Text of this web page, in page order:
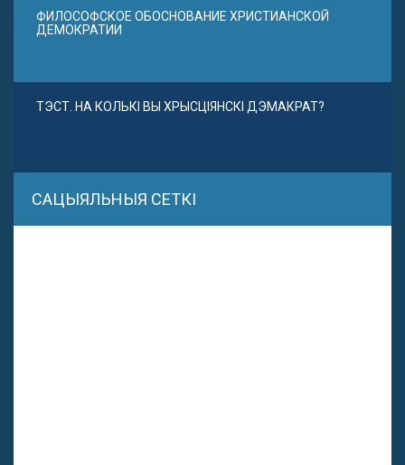
ФИЛОСОФСКОЕ ОБОСНОВАНИЕ ХРИСТИАНСКОЙ
ДЕМОКРАТИИ
ТЭСТ. НА КОЛЬКІ ВЫ ХРЫСЦІЯНСКІ ДЭМАКРАТ?
САЦЫЯЛЬНЫЯ СЕТКІ